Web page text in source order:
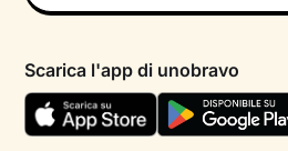
Psicologo in chat
Aiuto urgente
FAQ
Termini e condizioni
Informativa Privacy
Scarica l'app di unobravo